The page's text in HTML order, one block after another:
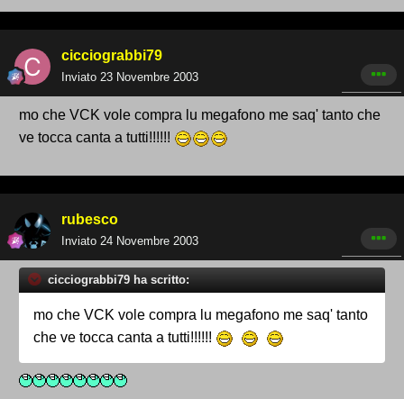
cicciograbbi79
Inviato 23 Novembre 2003
mo che VCK vole compra lu megafono me saq' tanto che
ve tocca canta a tutti!!!!!!
rubesco
Inviato 24 Novembre 2003
cicciograbbi79 ha scritto:
mo che VCK vole compra lu megafono me saq' tanto
che ve tocca canta a tutti!!!!!!